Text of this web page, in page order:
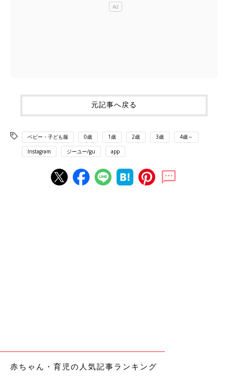
元記事へ戻る
ベビー・子ども服 0歳 1歳 2歳 3歳 4歳～
Instagram ジーユー/gu app
赤ちゃん・育児の人気記事ランキング